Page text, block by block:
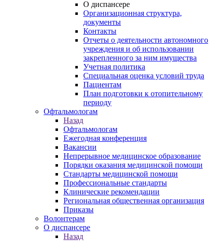
О диспансере
Организационная структура,
документы
Контакты
Отчеты о деятельности автономного
учреждения и об использовании
закрепленного за ним имущества
Учетная политика
Специальная оценка условий труда
Пациентам
План подготовки к отопительному
периоду
Офтальмологам
Назад
Офтальмологам
Ежегодная конференция
Вакансии
Непрерывное медицинское образование
Порядки оказания медицинской помощи
Стандарты медицинской помощи
Профессиональные стандарты
Клинические рекомендации
Региональная общественная организация
Приказы
Волонтерам
О диспансере
Назад